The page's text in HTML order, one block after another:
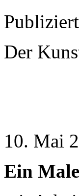
Der
10. Mai
Ein